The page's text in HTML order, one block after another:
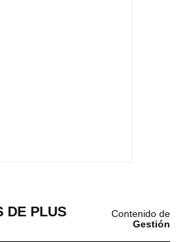
DE PLUS
Contenido de
Gestión